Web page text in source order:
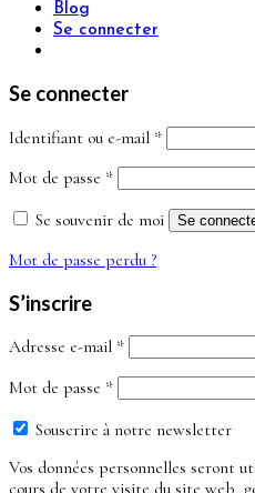
Blog
Se connecter
Se connecter
Identifiant ou e-mail *Obligatoire
Mot de passe *Obligatoire
Se souvenir de moi Se
Mot de passe perdu ?
S’inscrire
Adresse e-mail *Obligatoire
Mot de passe *Obligatoire
Souscrire à notre newsletter
Vos données personnelles seront